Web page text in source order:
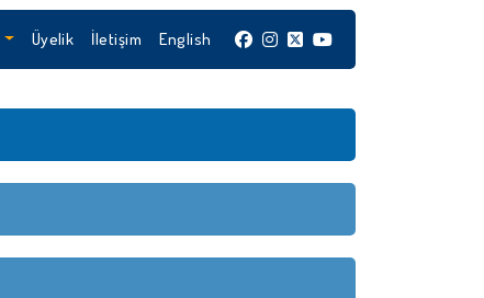
Üyelik İletişim English